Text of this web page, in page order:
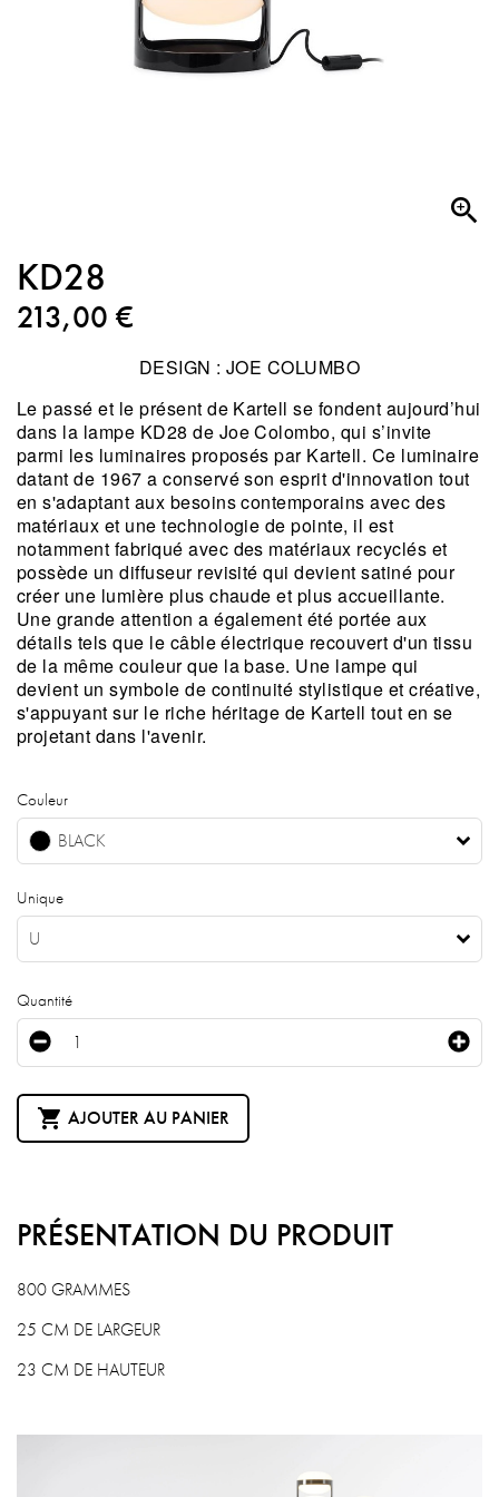

KD28
213,00 €
DESIGN : JOE COLUMBO
Le passé et le présent de Kartell se fondent aujourd’hui
dans la lampe KD28 de Joe Colombo, qui s’invite
parmi les luminaires proposés par Kartell. Ce luminaire
datant de 1967 a conservé son esprit d'innovation tout
en s'adaptant aux besoins contemporains avec des
matériaux et une technologie de pointe, il est
notamment fabriqué avec des matériaux recyclés et
possède un diffuseur revisité qui devient satiné pour
créer une lumière plus chaude et plus accueillante.
Une grande attention a également été portée aux
détails tels que le câble électrique recouvert d'un tissu
de la même couleur que la base. Une lampe qui
devient un symbole de continuité stylistique et créative,
s'appuyant sur le riche héritage de Kartell tout en se
projetant dans l'avenir.
Couleur
BLACK
Unique
U
Quantité
 AJOUTER AU PANIER
PRÉSENTATION DU PRODUIT
800 GRAMMES
25 CM DE LARGEUR
23 CM DE HAUTEUR